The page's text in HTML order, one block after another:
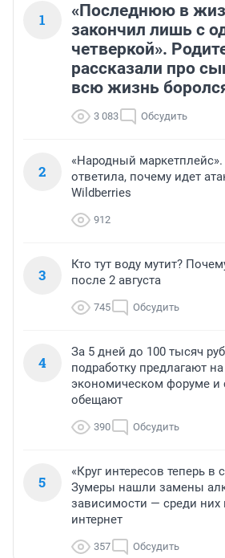
1
«Последнюю в
закончил лишь с
четверкой».
рассказали про
всю жизнь
3 083 Обсудить
2
«Народный
ответила, почему идет
Wildberries
912
3
Кто тут воду мутит?
после 2 августа
745 Обсудить
4
За 5 дней до 100 тысяч
подработку предлагают
экономическом форуме и
обещают
390 Обсудить
5
«Круг интересов теперь в
Зумеры нашли замены
зависимости — среди них
интернет
357 Обсудить